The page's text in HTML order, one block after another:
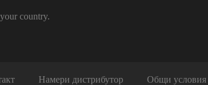
country.
Намери дистрибутор Общи условия